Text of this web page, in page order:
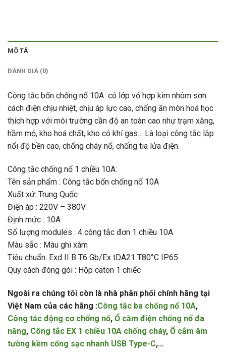
MÔ TẢ
ĐÁNH GIÁ (0)
Công tắc bốn chống nổ 10A có lớp vỏ hợp kim nhôm sơn
cách điện chịu nhiệt, chịu áp lực cao, chống ăn mòn hoá học
thích hợp với môi trường cần độ an toàn cao như trạm xăng,
hầm mỏ, kho hoá chất, kho có khí gas… Là loại công tắc lắp
nổi độ bền cao, chống cháy nổ, chống tia lửa điện.
Công tắc chống nổ 1 chiều 10A:
Tên sản phẩm : Công tắc bốn chống nổ 10A
Xuất xứ: Trung Quốc
Điện áp : 220V – 380V
Định mức : 10A
Số lượng modules : 4 công tắc đơn 1 chiều 10A
Màu sẵc : Màu ghi xám
Tiêu chuẩn: Exd II B T6 Gb/Ex tDA21 T80°C IP65
Quy cách đóng gói : Hộp caton 1 chiếc
Ngoài ra chúng tôi còn là nhà phân phối chính hãng tại
Việt Nam của các hãng :Công tắc ba chống nổ 10A,
Công tắc động cơ chống nổ, Ổ cắm điện chống nổ đa
năng, Công tắc EX 1 chiều 10A chống cháy, Ổ cắm âm
tường kềm cổng sạc nhanh USB Type-C,…